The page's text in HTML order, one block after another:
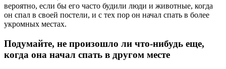
вероятно, если бы его часто будили люди и животные, когда
он спал в своей постели, и с тех пор он начал спать в более
укромных местах.
Подумайте, не произошло ли что-нибудь еще,
когда она начал спать в другом месте